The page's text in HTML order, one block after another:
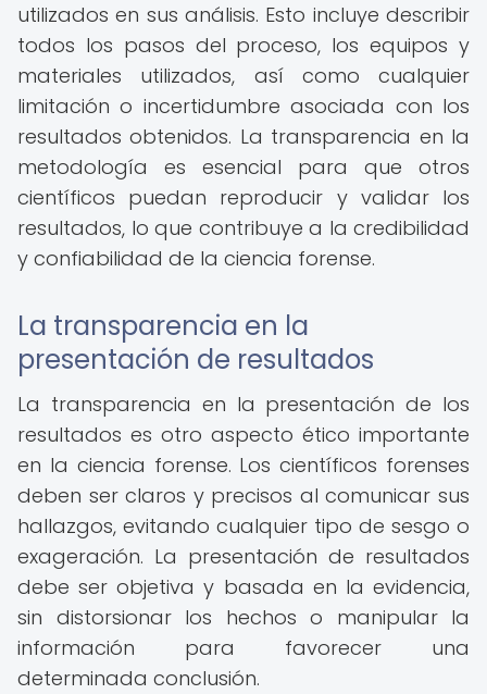
utilizados en sus análisis. Esto incluye describir
todos los pasos del proceso, los equipos y
materiales utilizados, así como cualquier
limitación o incertidumbre asociada con los
resultados obtenidos. La transparencia en la
metodología es esencial para que otros
científicos puedan reproducir y validar los
resultados, lo que contribuye a la credibilidad
y confiabilidad de la ciencia forense.
La transparencia en la
presentación de resultados
La transparencia en la presentación de los
resultados es otro aspecto ético importante
en la ciencia forense. Los científicos forenses
deben ser claros y precisos al comunicar sus
hallazgos, evitando cualquier tipo de sesgo o
exageración. La presentación de resultados
debe ser objetiva y basada en la evidencia,
sin distorsionar los hechos o manipular la
información para favorecer una
determinada conclusión.